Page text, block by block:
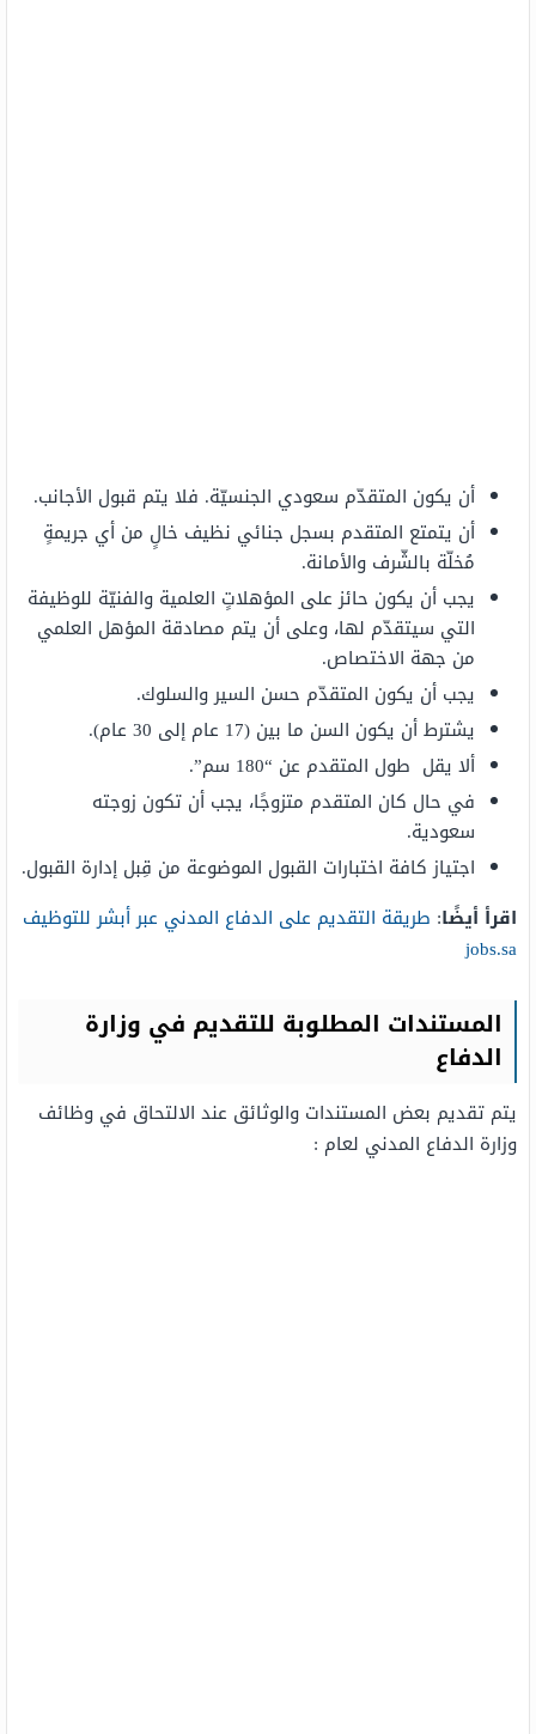
أن يكون المتقدّم سعودي الجنسيّة. فلا يتم قبول الأجانب.
أن يتمتع المتقدم بسجل جنائي نظيف خالٍ من أي جريمةٍ
مُخلّة بالشّرف والأمانة.
يجب أن يكون حائز على المؤهلاتٍ العلمية والفنيّة للوظيفة
التي سيتقدّم لها، وعلى أن يتم مصادقة المؤهل العلمي
من جهة الاختصاص.
يجب أن يكون المتقدّم حسن السير والسلوك.
يشترط أن يكون السن ما بين (17 عام إلى 30 عام).
ألا يقل طول المتقدم عن “180 سم”.
في حال كان المتقدم متزوجًا، يجب أن تكون زوجته
سعودية.
اجتياز كافة اختبارات القبول الموضوعة من قِبل إدارة القبول.
اقرأ أيضًا: طريقة التقديم على الدفاع المدني عبر أبشر للتوظيف
jobs.sa
المستندات المطلوبة للتقديم في وزارة
الدفاع
يتم تقديم بعض المستندات والوثائق عند الالتحاق في وظائف
وزارة الدفاع المدني لعام :